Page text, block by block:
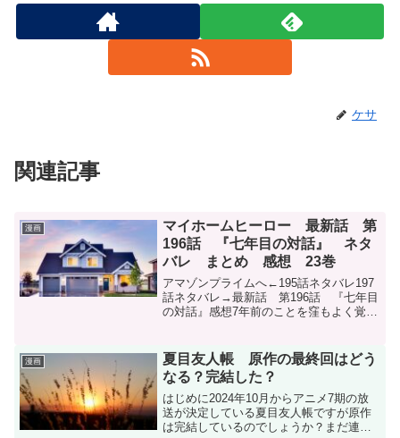
ケサ
関連記事
漫画
マイホームヒーロー 最新話 第
196話 『七年目の対話』 ネタ
バレ まとめ 感想 23巻
アマゾンプライムへ←195話ネタバレ197
話ネタバレ→最新話 第196話 『七年目
の対話』感想7年前のことを窪もよく覚え
フィーフの彼女”であることをすぐに見抜
く窪もさ...
漫画
夏目友人帳 原作の最終回はどう
なる？完結した？
はじめに2024年10月からアニメ7期の放
送が決定している夏目友人帳ですが原作
は完結しているのでしょうか？まだ連載